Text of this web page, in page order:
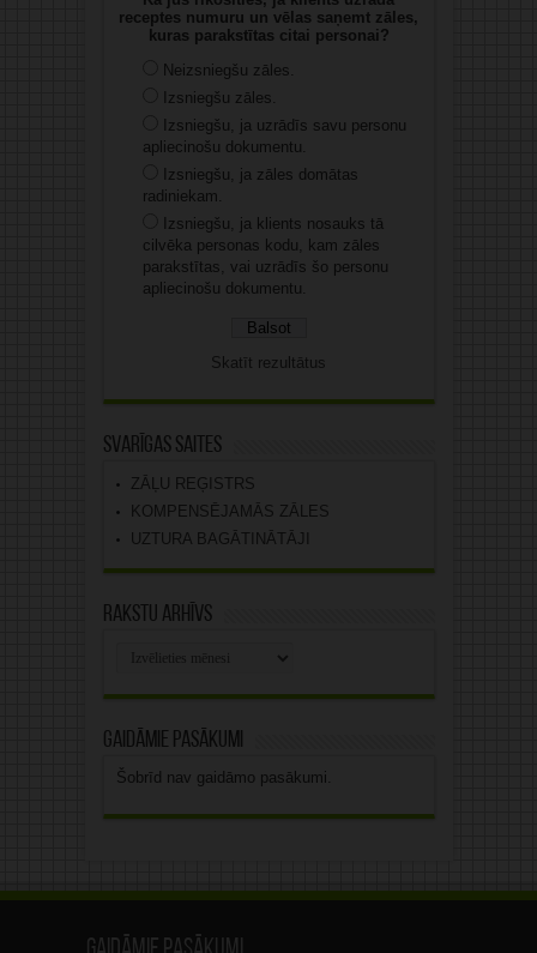
receptes numuru un vēlas saņemt zāles,
kuras parakstītas citai personai?
Neizsniegšu zāles.
Izsniegšu zāles.
Izsniegšu, ja uzrādīs savu personu
apliecinošu dokumentu.
Izsniegšu, ja zāles domātas
radiniekam.
Izsniegšu, ja klients nosauks tā
cilvēka personas kodu, kam zāles
parakstītas, vai uzrādīs šo personu
apliecinošu dokumentu.
Skatīt rezultātus
Svarīgas saites
ZĀĻU REĢISTRS
KOMPENSĒJAMĀS ZĀLES
UZTURA BAGĀTINĀTĀJI
Rakstu arhīvs
Gaidāmie pasākumi
Šobrīd nav gaidāmo pasākumi.